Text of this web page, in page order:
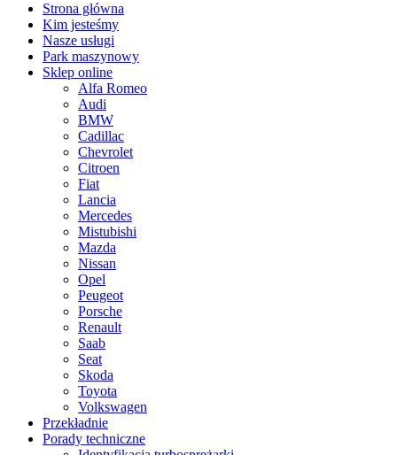
Strona główna
Kim jesteśmy
Nasze usługi
Park maszynowy
Sklep online
Alfa Romeo
Audi
BMW
Cadillac
Chevrolet
Citroen
Fiat
Lancia
Mercedes
Mistubishi
Mazda
Nissan
Opel
Peugeot
Porsche
Renault
Saab
Seat
Skoda
Toyota
Volkswagen
Przekładnie
Porady techniczne